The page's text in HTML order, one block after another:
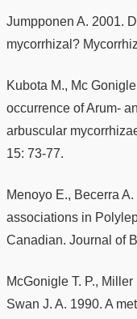
Jumpponen A. 2001.
mycorrhizal?
Kubota M., Mc
occurrence of Arum-
arbuscular
15: 73-77.
Menoyo E., Becerra
associations in
Canadian. Journal of
McGonigle T. P.,
Swan J. A. 1990. A